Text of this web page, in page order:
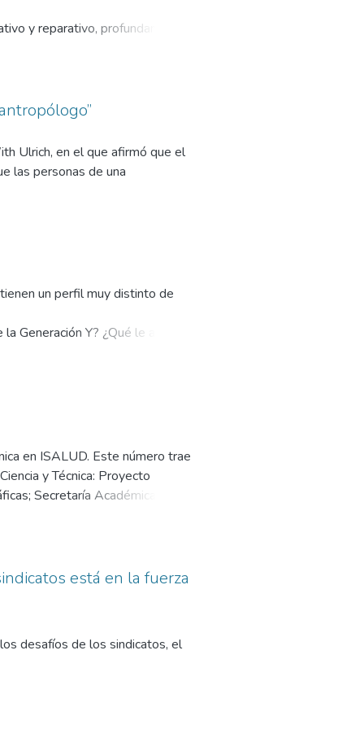
y reparativo, profundamente
profunda reforma sanitaria
Ulrich, en el que afirmó que el
las personas de una
un perfil muy distinto de
Generación Y? ¿Qué le aportan
en ISALUD. Este número trae
y Técnica: Proyecto
Secretaría Académica:
Jornadas AES 2014;
área con el Dr. Juan José
medicamento como bien social;
grados académicos.
está en la fuerza
desafíos de los sindicatos, el